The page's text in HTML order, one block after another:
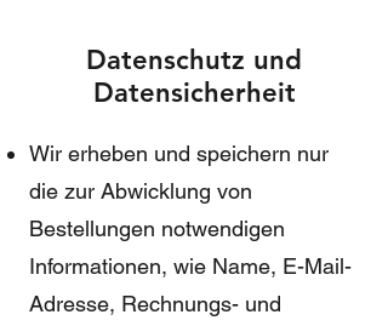
Datenschutz und
Datensicherheit
Wir erheben und speichern nur
die zur Abwicklung von
Bestellungen notwendigen
Informationen, wie Name, E-Mail-
Adresse, Rechnungs- und